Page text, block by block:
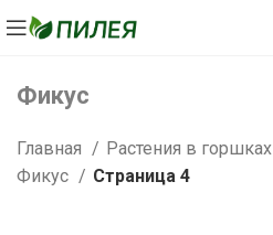
Фикус
Главная Растения в горшках
Фикус
Страница 4